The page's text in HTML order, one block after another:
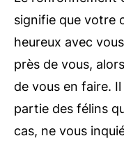
signifie que votre
heureux avec
près de vous,
de vous en faire.
partie des félins
cas, ne vous